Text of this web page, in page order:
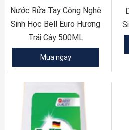
Nước Rửa Tay Công Nghệ
Sinh Học Bell Euro Hương
Trái Cây 500ML
Mua ngay